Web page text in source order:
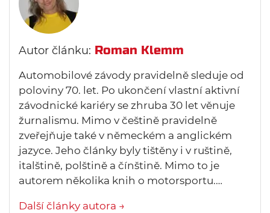
Autor článku: Roman Klemm
Automobilové závody pravidelně sleduje od
poloviny 70. let. Po ukončení vlastní aktivní
závodnické kariéry se zhruba 30 let věnuje
žurnalismu. Mimo v češtině pravidelně
zveřejňuje také v německém a anglickém
jazyce. Jeho články byly tištěny i v ruštině,
italštině, polštině a čínštině. Mimo to je
autorem několika knih o motorsportu.…
Další články autora →